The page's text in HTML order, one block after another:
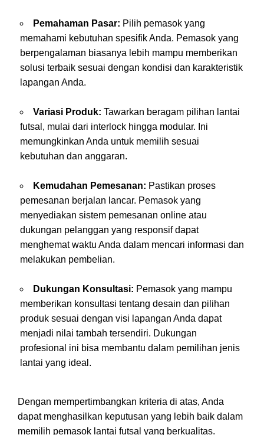
Pemahaman Pasar: Pilih pemasok yang
memahami kebutuhan spesifik Anda. Pemasok yang
berpengalaman biasanya lebih mampu memberikan
solusi terbaik sesuai dengan kondisi dan karakteristik
lapangan Anda.
Variasi Produk: Tawarkan beragam pilihan lantai
futsal, mulai dari interlock hingga modular. Ini
memungkinkan Anda untuk memilih sesuai
kebutuhan dan anggaran.
Kemudahan Pemesanan: Pastikan proses
pemesanan berjalan lancar. Pemasok yang
menyediakan sistem pemesanan online atau
dukungan pelanggan yang responsif dapat
menghemat waktu Anda dalam mencari informasi dan
melakukan pembelian.
Dukungan Konsultasi: Pemasok yang mampu
memberikan konsultasi tentang desain dan pilihan
produk sesuai dengan visi lapangan Anda dapat
menjadi nilai tambah tersendiri. Dukungan
profesional ini bisa membantu dalam pemilihan jenis
lantai yang ideal.
Dengan mempertimbangkan kriteria di atas, Anda
dapat menghasilkan keputusan yang lebih baik dalam
memilih pemasok lantai futsal yang berkualitas.